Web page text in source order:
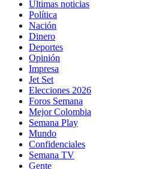
Últimas noticias
Política
Nación
Dinero
Deportes
Opinión
Impresa
Jet Set
Elecciones 2026
Foros Semana
Mejor Colombia
Semana Play
Mundo
Confidenciales
Semana TV
Gente